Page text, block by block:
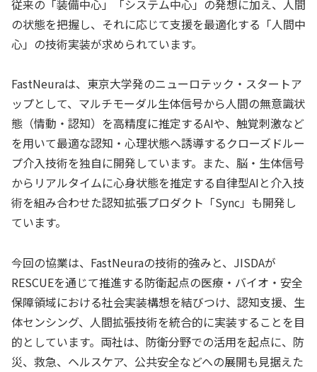
従来の「装備中心」「システム中心」の発想に加え、人間
の状態を把握し、それに応じて支援を最適化する「人間中
心」の技術実装が求められています。
FastNeuraは、東京大学発のニューロテック・スタートア
ップとして、マルチモーダル生体信号から人間の無意識状
態（情動・認知）を高精度に推定するAIや、触覚刺激など
を用いて最適な認知・心理状態へ誘導するクローズドルー
プ介入技術を独自に開発しています。また、脳・生体信号
からリアルタイムに心身状態を推定する自律型AIと介入技
術を組み合わせた認知拡張プロダクト「Sync」も開発し
ています。
今回の協業は、FastNeuraの技術的強みと、JISDAが
RESCUEを通じて推進する防衛起点の医療・バイオ・安全
保障領域における社会実装構想を結びつけ、認知支援、生
体センシング、人間拡張技術を統合的に実装することを目
的としています。両社は、防衛分野での活用を起点に、防
災、救急、ヘルスケア、公共安全などへの展開も見据えた